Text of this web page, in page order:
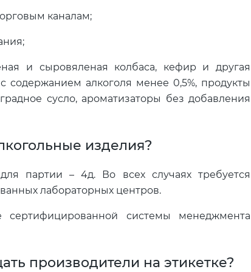
каналам;
и сыровяленая колбаса, кефир и другая
содержанием алкоголя менее 0,5%, продукты
сусло, ароматизаторы без добавления
изделия?
партии – 4д. Во всех случаях требуется
лабораторных центров.
сертифицированной системы менеджмента
производители на этикетке?